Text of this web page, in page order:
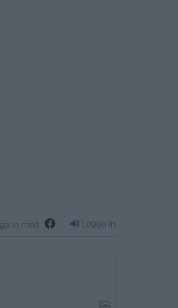
in med Logga in